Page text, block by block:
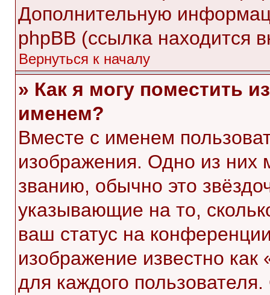
Дополнительную
phpBB (ссылка находится
Вернуться к началу
» Как я могу поместить
именем?
Вместе с именем
изображения. Одно из них
званию, обычно это
указывающие на то,
ваш статус на
изображение известно
для каждого